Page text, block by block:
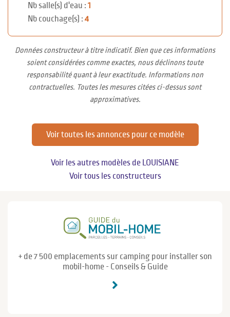
Nb salle(s) d'eau : 1
Nb couchage(s) : 4
Données constructeur à titre indicatif. Bien que ces informations
soient considérées comme exactes, nous déclinons toute
responsabilité quant à leur exactitude. Informations non
contractuelles. Toutes les mesures citées ci-dessus sont
approximatives.
Voir toutes les annonces pour ce modèle
Voir les autres modèles de LOUISIANE
Voir tous les constructeurs
+ de 7 500 emplacements sur camping pour installer son
mobil-home - Conseils & Guide